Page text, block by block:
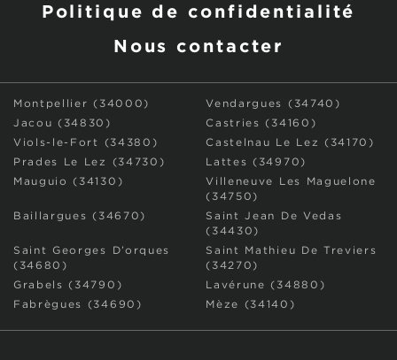
Politique de confidentialité
Nous contacter
Montpellier (34000)
Vendargues (34740)
Jacou (34830)
Castries (34160)
Viols-le-Fort (34380)
Castelnau Le Lez (34170)
Prades Le Lez (34730)
Lattes (34970)
Mauguio (34130)
Villeneuve Les Maguelone
(34750)
Baillargues (34670)
Saint Jean De Vedas
(34430)
Saint Georges D’orques
(34680)
Saint Mathieu De Treviers
(34270)
Grabels (34790)
Lavérune (34880)
Fabrègues (34690)
Mèze (34140)